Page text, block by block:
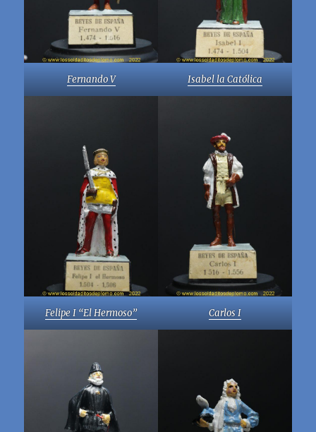
Fernando V Isabel la Católica
Felipe I “El Hermoso” Carlos I